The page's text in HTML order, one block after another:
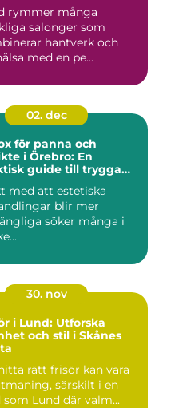
rymmer många
salonger som
hantverk och
med en pe...
02. dec
för panna och
i Örebro: En
guide till trygga
med att estetiska
blir mer
söker många i
30. nov
i Lund: Utforska
och stil i Skånes
rätt frisör kan vara
särskilt i en
som Lund där valm...